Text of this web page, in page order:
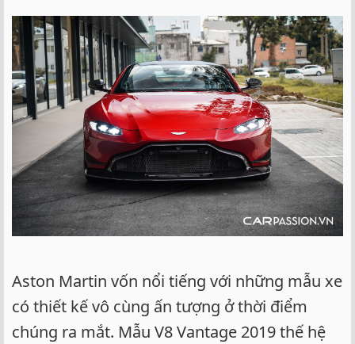
Aston Martin vốn nổi tiếng với những mẫu xe
có thiết kế vô cùng ấn tượng ở thời điểm
chúng ra mắt. Mẫu V8 Vantage 2019 thế hệ